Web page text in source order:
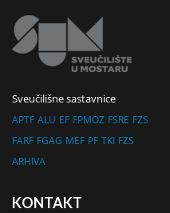
Sveučilišne sastavnice
APTF ALU EF FPMOZ FSRE FZS
FARF FGAG MEF PF TKI FZS
ARHIVA
KONTAKT